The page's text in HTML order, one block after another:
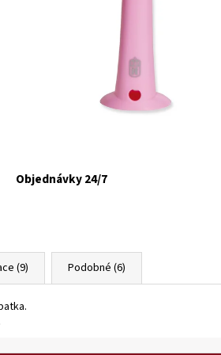
Objednávky 24/7
(9) Podobné (6)